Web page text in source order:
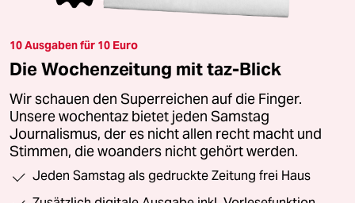
10 Ausgaben für 10 Euro
Die Wochenzeitung mit taz-Blick
Wir schauen den Superreichen auf die Finger.
Unsere wochentaz bietet jeden Samstag
Journalismus, der es nicht allen recht macht und
Stimmen, die woanders nicht gehört werden.
Jeden Samstag als gedruckte Zeitung frei Haus